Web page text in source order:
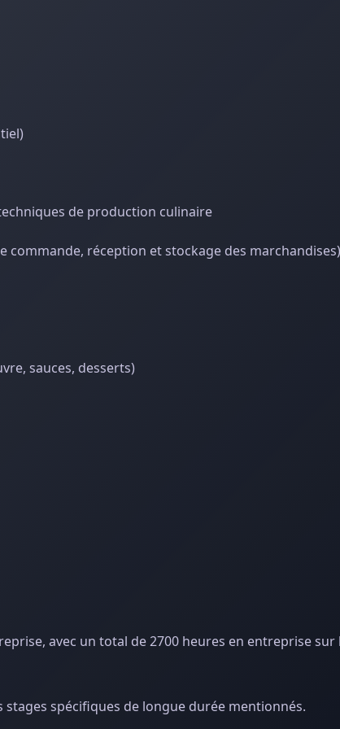
de production culinaire
commande, réception et stockage des marchandises)
sauces, desserts)
avec un total de 2700 heures en entreprise sur
spécifiques de longue durée mentionnés.